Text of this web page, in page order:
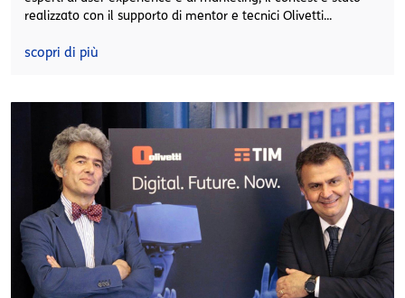
realizzato con il supporto di mentor e tecnici Olivetti...
scopri di più